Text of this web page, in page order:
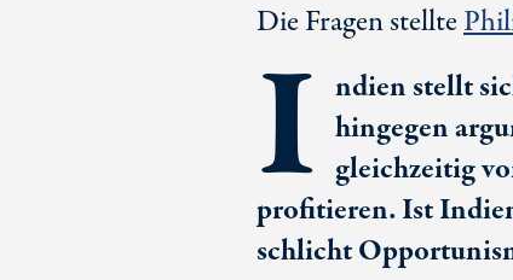
Die Fragen stellte
I ndien stellt
hingegen
gleichzeitig
profitieren. Ist
schlicht